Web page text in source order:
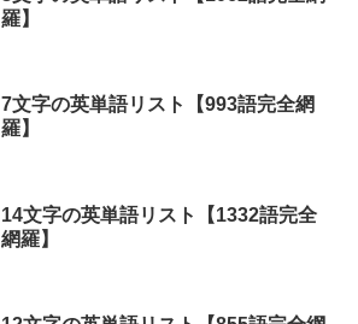
羅】
7文字の英単語リスト【993語完全網
羅】
14文字の英単語リスト【1332語完全
網羅】